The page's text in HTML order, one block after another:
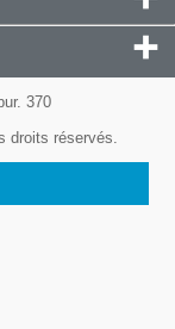
370
droits réservés.